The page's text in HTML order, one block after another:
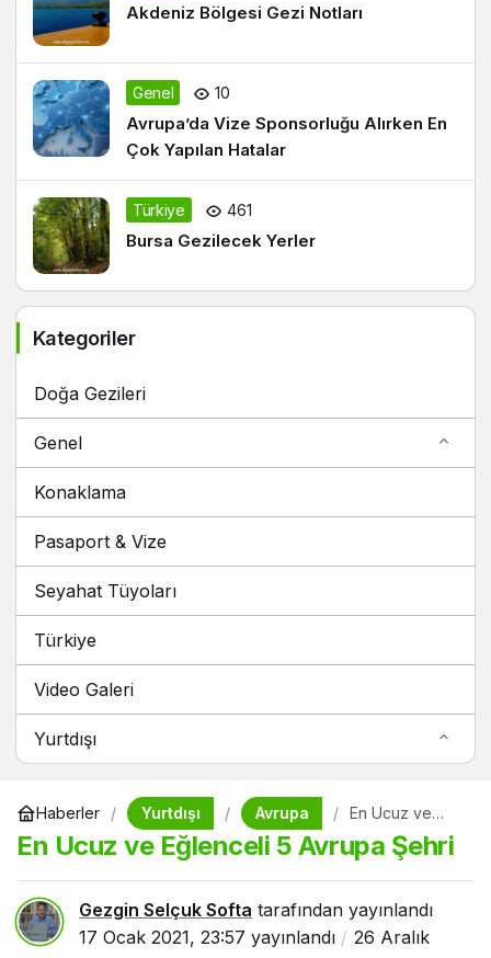
Akdeniz Bölgesi Gezi Notları
Genel 10
Avrupa’da Vize Sponsorluğu Alırken En
Çok Yapılan Hatalar
Türkiye 461
Bursa Gezilecek Yerler
Kategoriler
Doğa Gezileri
Genel
Konaklama
Pasaport & Vize
Seyahat Tüyoları
Türkiye
Video Galeri
Yurtdışı
Haberler Yurtdışı Avrupa
En Ucuz ve
Eğlenceli 5
Avrupa Şehri
En Ucuz ve Eğlenceli 5 Avrupa Şehri
Gezgin Selçuk Softa tarafından yayınlandı
17 Ocak 2021, 23:57 yayınlandı
26 Aralık